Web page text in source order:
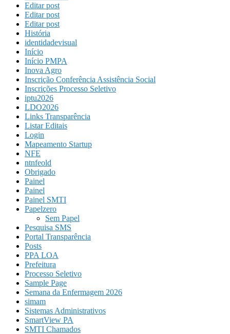
Editar post
Editar post
Editar post
História
identidadevisual
Início
Início PMPA
Inova Agro
Inscrição Conferência Assistência Social
Inscrições Processo Seletivo
iptu2026
LDO2026
Links Transparência
Listar Editais
Login
Mapeamento Startup
NFE
ntnfeold
Obrigado
Painel
Painel
Painel SMTI
Papelzero
Sem Papel
Pesquisa SMS
Portal Transparência
Posts
PPA LOA
Prefeitura
Processo Seletivo
Sample Page
Semana da Enfermagem 2026
simam
Sistemas Administrativos
SmartView PA
SMTI Chamados